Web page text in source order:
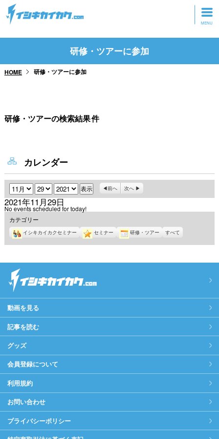
トップページ
研修・ツアーに参加
研修・ツアーに参加
HOME 研修・ツアーに参加
研修・ツアーの検索結果件
カレンダー
月 日 年 前へ 次へ
2021年11月29日
No events scheduled for today!
カテゴリー
イシキカイカクセミナー セミナー 研修・ツアー すべて
動画を見る
記事を読む
グッズ
会員登録について
利用規約
お問い合わせ
プライバシーポリシー